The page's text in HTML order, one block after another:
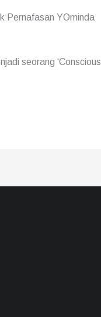
Pernafasan YOminda
seorang ‘Conscious